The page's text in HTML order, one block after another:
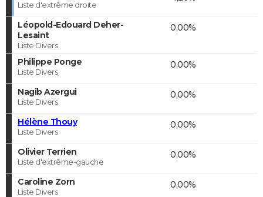
Liste d'extrême droite
Léopold-Edouard Deher-
Lesaint
Liste Divers
0,00%
Philippe Ponge
Liste Divers
0,00%
Nagib Azergui
Liste Divers
0,00%
Hélène Thouy
Liste Divers
0,00%
Olivier Terrien
Liste d'extrême-gauche
0,00%
Caroline Zorn
Liste Divers
0,00%